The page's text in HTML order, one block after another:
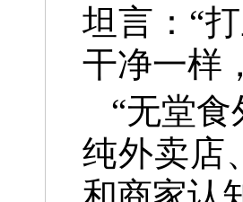
坦言：“
干净一样
“无堂
纯外卖店